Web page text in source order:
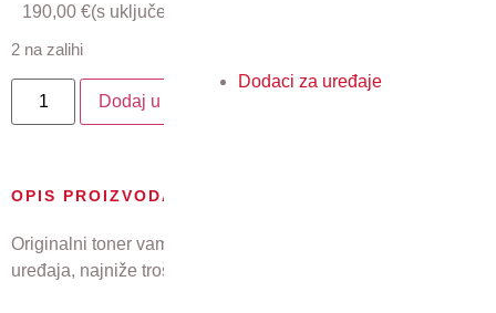
Dodaci za uređaje
190,00 €(s uključenim PDV-om)
2 na zalihi
Dodaj u košaricu
OPIS PROIZVODA
Originalni toner vam jamči najkvalitetniji ispis, pouzdan rad
uređaja, najniže troškove i najmanji utjecaj na okoliš.